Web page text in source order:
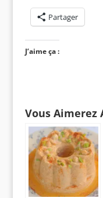
Partager
J’aime ça :
Vous Aimerez